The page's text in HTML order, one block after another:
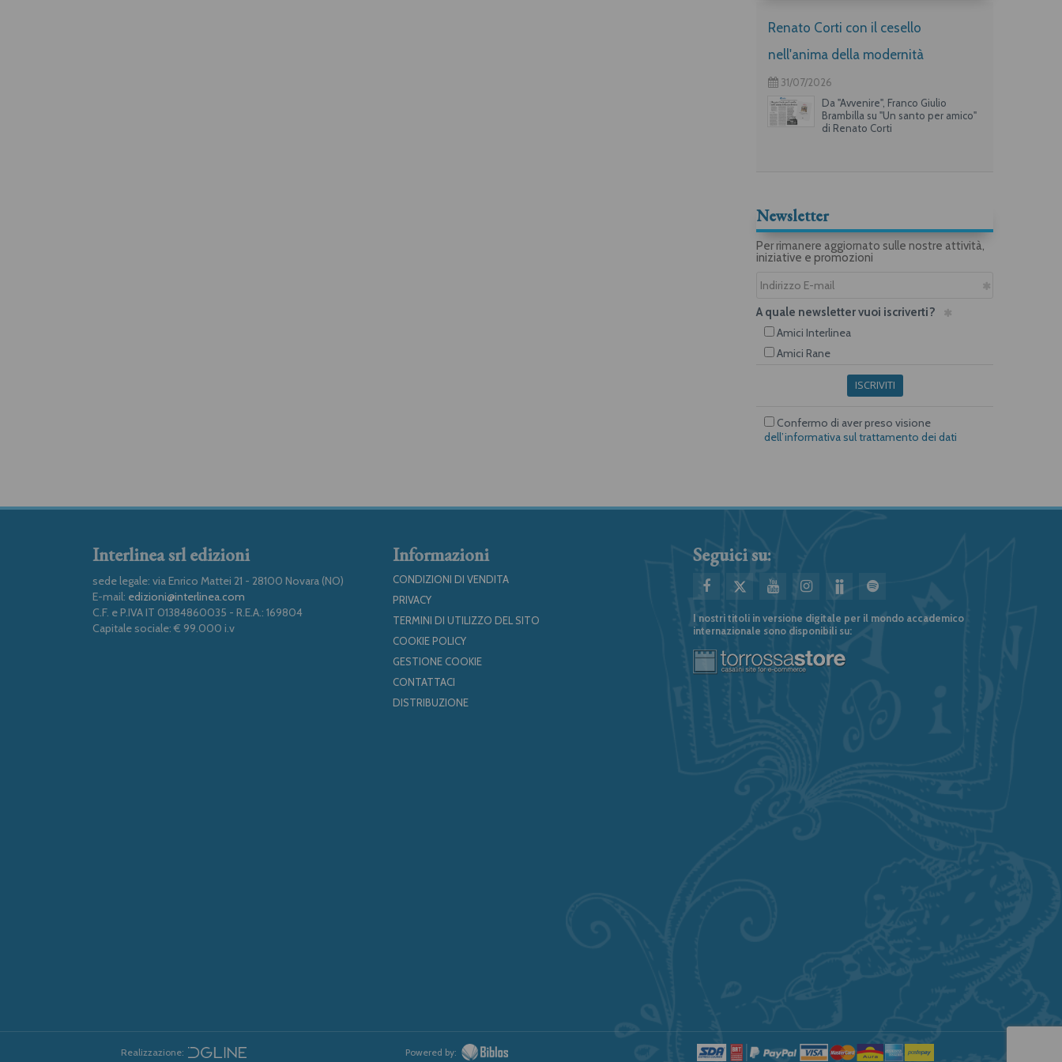
Renato Corti con il cesello
nell'anima della modernità
31/07/2026
Da "Avvenire", Franco Giulio
Brambilla su "Un santo per amico"
di Renato Corti
Newsletter
Per rimanere aggiornato sulle nostre attività,
iniziative e promozioni
A quale newsletter vuoi iscriverti?
Amici Interlinea
Amici Rane
ISCRIVITI
Confermo di aver preso visione
dell’informativa sul trattamento dei dati
Interlinea srl edizioni
sede legale: via Enrico Mattei 21 - 28100 Novara (NO)
E-mail: edizioni@interlinea.com
C.F. e P.IVA IT 01384860035 - R.E.A.: 169804
Capitale sociale: € 99.000 i.v
Informazioni
CONDIZIONI DI VENDITA
PRIVACY
TERMINI DI UTILIZZO DEL SITO
COOKIE POLICY
GESTIONE COOKIE
CONTATTACI
DISTRIBUZIONE
Seguici su:
I nostri titoli in versione digitale per il mondo accademico
internazionale sono disponibili su:
Realizzazione: Powered by: